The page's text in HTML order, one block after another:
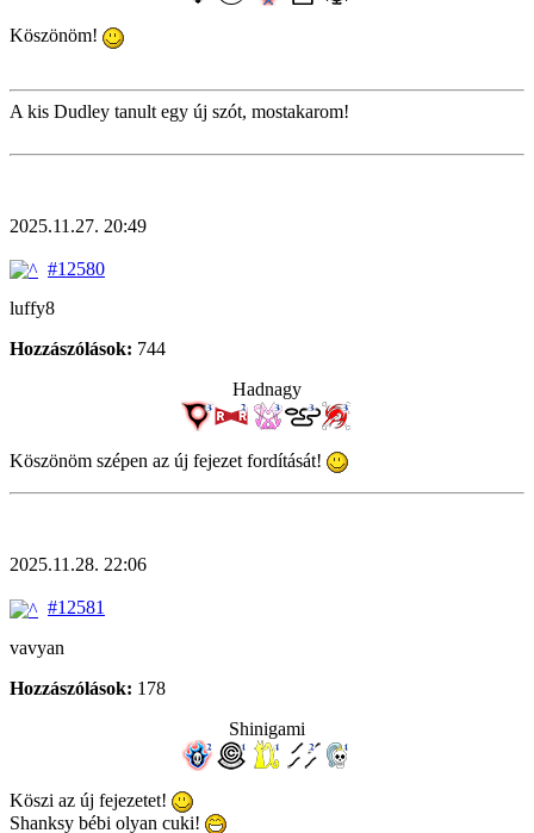
Köszönöm!
A kis Dudley tanult egy új szót, mostakarom!
2025.11.27. 20:49
#12580
luffy8
Hozzászólások: 744
Hadnagy
Köszönöm szépen az új fejezet fordítását!
2025.11.28. 22:06
#12581
vavyan
Hozzászólások: 178
Shinigami
Köszi az új fejezetet!
Shanksy bébi olyan cuki!